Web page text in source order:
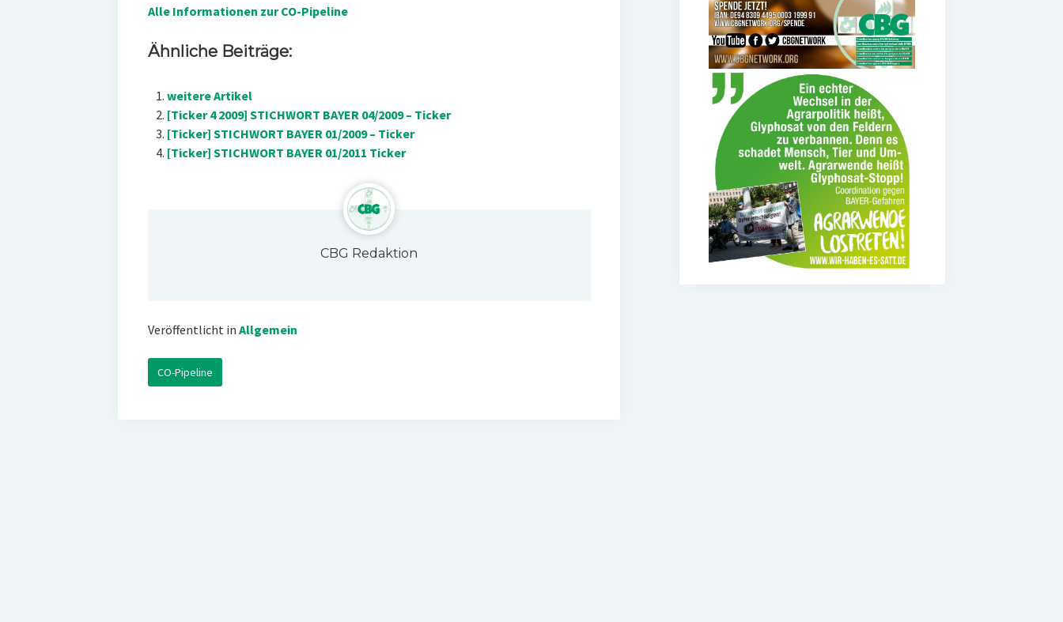
Alle Informationen zur CO-Pipeline
Ähnliche Beiträge:
weitere Artikel
[Ticker 4 2009] STICHWORT BAYER 04/2009 – Ticker
[Ticker] STICHWORT BAYER 01/2009 – Ticker
[Ticker] STICHWORT BAYER 01/2011 Ticker
CBG Redaktion
Veröffentlicht in Allgemein
CO-Pipeline